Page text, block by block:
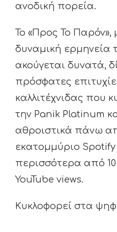
ανοδική πορεία.
Το «Προς Το Παρόν»,
δυναμική ερμηνεία
ακούγεται δυνατά,
πρόσφατες
καλλιτέχνιδας που
την Panik Platinum
αθροιστικά πάνω
εκατομμύριο Spotify
περισσότερα από
YouTube views.
Κυκλοφορεί στα